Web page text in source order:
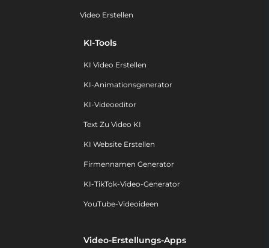
Video Erstellen
KI-Tools
KI Video Erstellen
KI-Animationsgenerator
KI-Videoeditor
Text Zu Video KI
KI Website Erstellen
Firmennamen Generator
KI-TikTok-Video-Generator
YouTube-Videoideen
Video-Erstellungs-Apps